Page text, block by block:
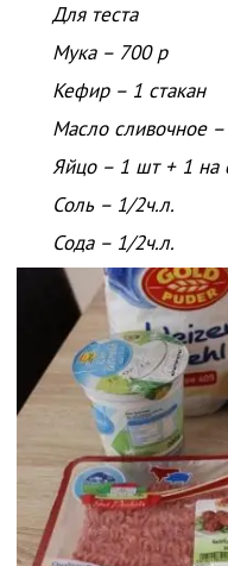
Для теста
Мука – 700 р
Кефир – 1 стакан
Масло сливочное –
Яйцо – 1 шт + 1 на
Соль – 1/2ч.л.
Сода – 1/2ч.л.